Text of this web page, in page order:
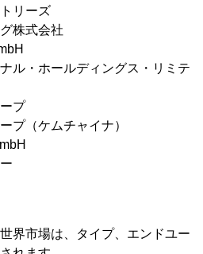
リーズ
株式会社
ル・ホールディングス・リミテ
プ
プ（ケムチャイナ）
界市場は、タイプ、エンドユー